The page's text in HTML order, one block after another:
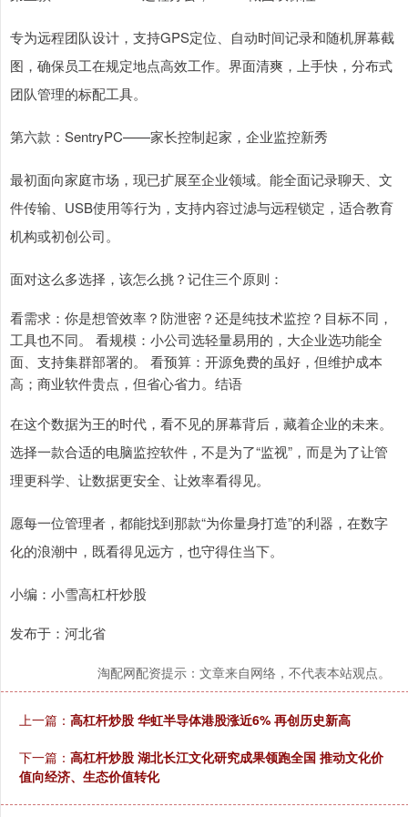
专为远程团队设计，支持GPS定位、自动时间记录和随机屏幕截
图，确保员工在规定地点高效工作。界面清爽，上手快，分布式
团队管理的标配工具。
第六款：SentryPC——家长控制起家，企业监控新秀
最初面向家庭市场，现已扩展至企业领域。能全面记录聊天、文
件传输、USB使用等行为，支持内容过滤与远程锁定，适合教育
机构或初创公司。
面对这么多选择，该怎么挑？记住三个原则：
看需求：你是想管效率？防泄密？还是纯技术监控？目标不同，
工具也不同。 看规模：小公司选轻量易用的，大企业选功能全
面、支持集群部署的。 看预算：开源免费的虽好，但维护成本
高；商业软件贵点，但省心省力。结语
在这个数据为王的时代，看不见的屏幕背后，藏着企业的未来。
选择一款合适的电脑监控软件，不是为了“监视”，而是为了让管
理更科学、让数据更安全、让效率看得见。
愿每一位管理者，都能找到那款“为你量身打造”的利器，在数字
化的浪潮中，既看得见远方，也守得住当下。
小编：小雪高杠杆炒股
发布于：河北省
淘配网配资提示：文章来自网络，不代表本站观点。
上一篇： 高杠杆炒股 华虹半导体港股涨近6% 再创历史新高
下一篇： 高杠杆炒股 湖北长江文化研究成果领跑全国 推动文化价
值向经济、生态价值转化